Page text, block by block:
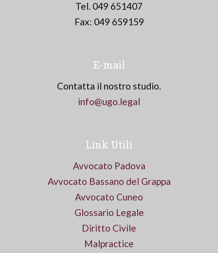
Tel. 049 651407
Fax: 049 659159
E-mail
Contatta il nostro studio.
info@ugo.legal
Link Utili
Avvocato Padova
Avvocato Bassano del Grappa
Avvocato Cuneo
Glossario Legale
Diritto Civile
Malpractice